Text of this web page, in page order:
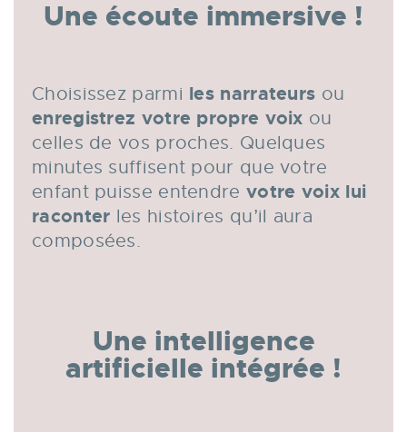
Une intelligence
artificielle intégrée !
Une écoute immersive !
Choisissez parmi les narrateurs ou
enregistrez votre propre voix ou
celles de vos proches. Quelques
minutes suffisent pour que votre
enfant puisse entendre votre voix lui
raconter les histoires qu’il aura
composées.